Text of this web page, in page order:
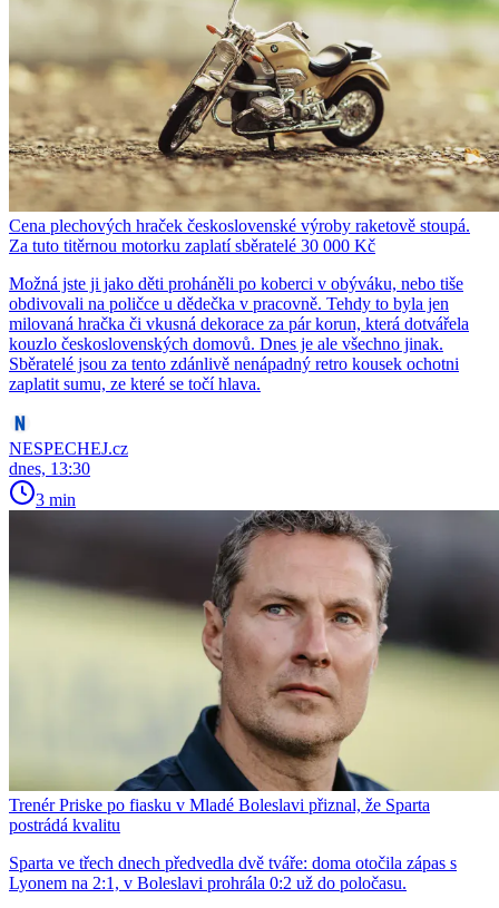
Cena plechových hraček československé výroby raketově stoupá.
Za tuto titěrnou motorku zaplatí sběratelé 30 000 Kč
Možná jste ji jako děti proháněli po koberci v obýváku, nebo tiše
obdivovali na poličce u dědečka v pracovně. Tehdy to byla jen
milovaná hračka či vkusná dekorace za pár korun, která dotvářela
kouzlo československých domovů. Dnes je ale všechno jinak.
Sběratelé jsou za tento zdánlivě nenápadný retro kousek ochotni
zaplatit sumu, ze které se točí hlava.
NESPECHEJ.cz
dnes, 13:30
3 min
Trenér Priske po fiasku v Mladé Boleslavi přiznal, že Sparta
postrádá kvalitu
Sparta ve třech dnech předvedla dvě tváře: doma otočila zápas s
Lyonem na 2:1, v Boleslavi prohrála 0:2 už do poločasu.